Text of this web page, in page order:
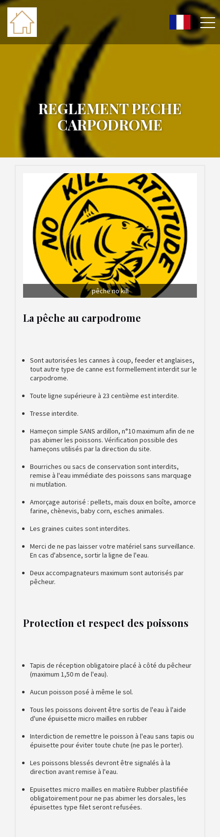
REGLEMENT PECHE
CARPODROME
pêche no kill
La pêche au carpodrome
Sont autorisées les cannes à coup, feeder et anglaises,
tout autre type de canne est formellement interdit sur le
carpodrome.
Toute ligne supérieure à 23 centième est interdite.
Tresse interdite.
Hameçon simple SANS ardillon, n°10 maximum afin de ne
pas abimer les poissons. Vérification possible des
hameçons utilisés par la direction du site.
Bourriches ou sacs de conservation sont interdits,
remise à l'eau immédiate des poissons sans marquage
ni mutilation.
Amorçage autorisé : pellets, maïs doux en boîte, amorce
farine, chènevis, baby corn, esches animales.
Les graines cuites sont interdites.
Merci de ne pas laisser votre matériel sans surveillance.
En cas d'absence, sortir la ligne de l'eau.
Deux accompagnateurs maximum sont autorisés par
pêcheur.
Protection et respect des poissons
Tapis de réception obligatoire placé à côté du pêcheur
(maximum 1,50 m de l'eau).
Aucun poisson posé à même le sol.
Tous les poissons doivent être sortis de l'eau à l'aide
d'une épuisette micro mailles en rubber
Interdiction de remettre le poisson à l'eau sans tapis ou
épuisette pour éviter toute chute (ne pas le porter).
Les poissons blessés devront être signalés à la
direction avant remise à l'eau.
Epuisettes micro mailles en matière Rubber plastifiée
obligatoirement pour ne pas abimer les dorsales, les
épuisettes type filet seront refusées.